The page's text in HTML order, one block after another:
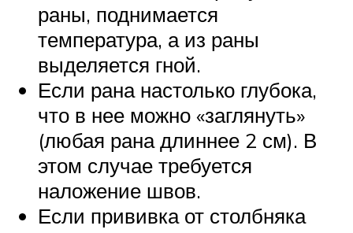
раны, поднимается
температура, а из раны
выделяется гной.
Если рана настолько глубока,
что в нее можно «заглянуть»
(любая рана длиннее 2 см). В
этом случае требуется
наложение швов.
Если прививка от столбняка